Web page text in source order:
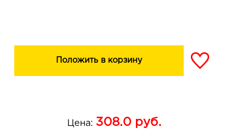
Положить в корзину
Цена: 308.0руб.